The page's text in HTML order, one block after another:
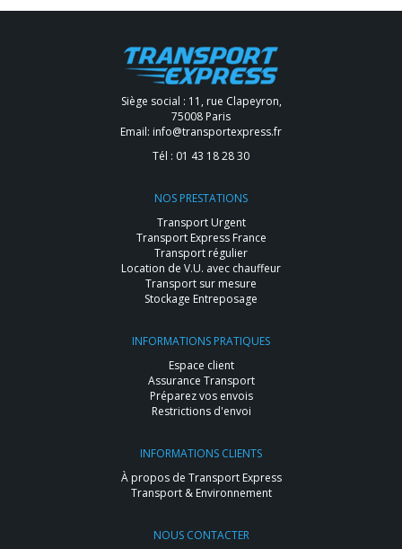
Siège social : 11, rue Clapeyron,
75008 Paris
Email: info@transportexpress.fr
Tél : 01 43 18 28 30
NOS PRESTATIONS
Transport Urgent
Transport Express France
Transport régulier
Location de V.U. avec chauffeur
Transport sur mesure
Stockage Entreposage
INFORMATIONS PRATIQUES
Espace client
Assurance Transport
Préparez vos envois
Restrictions d'envoi
INFORMATIONS CLIENTS
À propos de Transport Express
Transport & Environnement
NOUS CONTACTER